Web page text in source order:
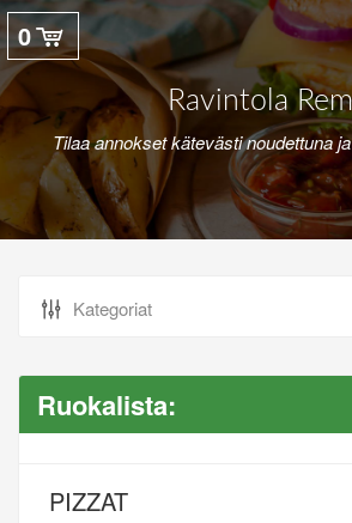
0
Ravintola
Tilaa annokset kätevästi noudettuna
Ruokalista:
PIZZAT